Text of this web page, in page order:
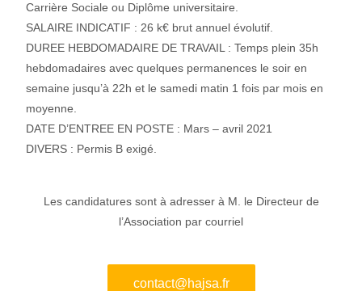
Carrière Sociale ou Diplôme universitaire.
SALAIRE INDICATIF : 26 k€ brut annuel évolutif.
DUREE HEBDOMADAIRE DE TRAVAIL : Temps plein 35h
hebdomadaires avec quelques permanences le soir en
semaine jusqu’à 22h et le samedi matin 1 fois par mois en
moyenne.
DATE D’ENTREE EN POSTE : Mars – avril 2021
DIVERS : Permis B exigé.
Les candidatures sont à adresser à M. le Directeur de
l’Association par courriel
contact@hajsa.fr